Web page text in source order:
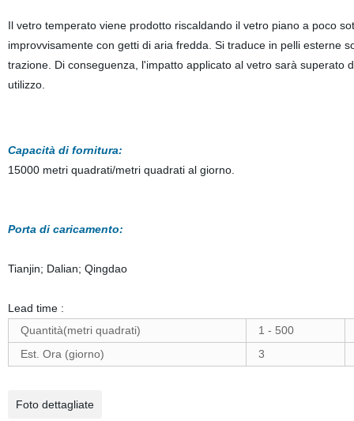
Il vetro temperato viene prodotto riscaldando il vetro piano a poco
improvvisamente con getti di aria fredda. Si traduce in pelli esterne
trazione. Di conseguenza, l'impatto applicato al vetro sarà superato
utilizzo.
Capacità di fornitura:
15000 metri quadrati/metri quadrati al giorno.
Porta di caricamento:
Tianjin; Dalian; Qingdao
Lead time :
Quantità(metri quadrati)
1 - 500
Est. Ora (giorno)
3
Foto dettagliate